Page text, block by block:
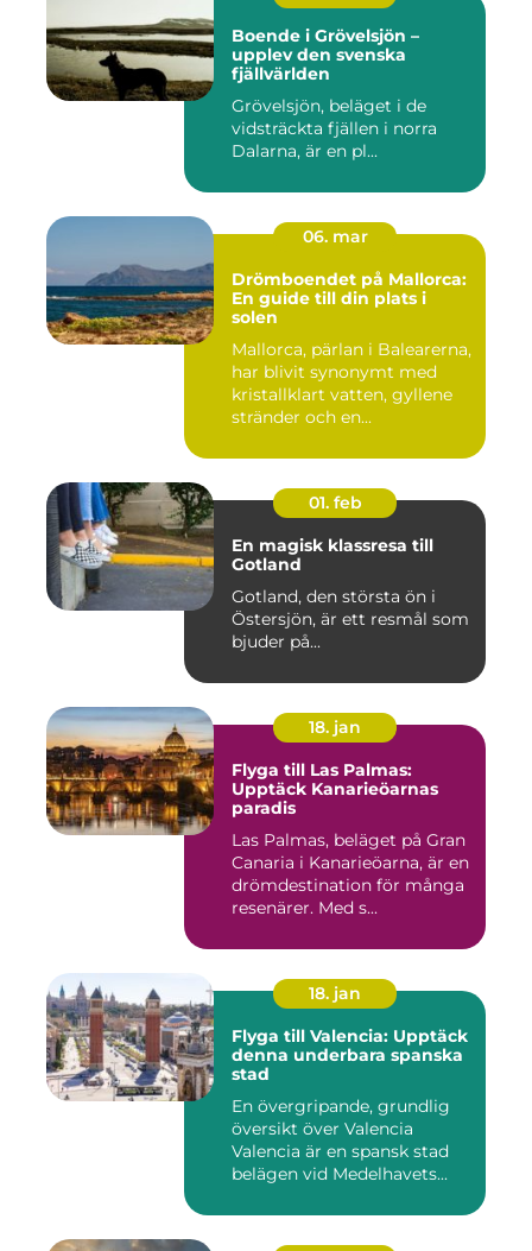
Boende i Grövelsjön –
upplev den svenska
fjällvärlden
Grövelsjön, beläget i de
vidsträckta fjällen i norra
Dalarna, är en pl...
06. mar
Drömboendet på Mallorca:
En guide till din plats i
solen
Mallorca, pärlan i Balearerna,
har blivit synonymt med
kristallklart vatten, gyllene
stränder och en...
01. feb
En magisk klassresa till
Gotland
Gotland, den största ön i
Östersjön, är ett resmål som
bjuder på...
18. jan
Flyga till Las Palmas:
Upptäck Kanarieöarnas
paradis
Las Palmas, beläget på Gran
Canaria i Kanarieöarna, är en
drömdestination för många
resenärer. Med s...
18. jan
Flyga till Valencia: Upptäck
denna underbara spanska
stad
En övergripande, grundlig
översikt över Valencia
Valencia är en spansk stad
belägen vid Medelhavets...